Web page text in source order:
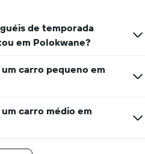
de temporada
em Polokwane?
carro pequeno em
carro médio em